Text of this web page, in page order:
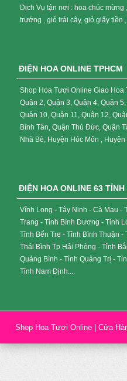
Dịch Vụ tận nơi : hoa chúc
trướng , giỏ trái cây, giỏ giấy tiền
ĐIỆN HOA ONLINE TPHCM
Shop Hoa Tươi Online Giao Hoa
Quận 2, Quận 3, Quận 4, Quận
Quận 10, Quận 11, Quận 12,
Bình Tân, Quận Thủ Đức, Quận
Nhà Bè, Huyện Hóc Môn , Huyện
ĐIỆN HOA ONLINE 63 TỈNH
Vĩnh Long - Tây Ninh - Cà Mau -
Trang - Tỉnh Bình Dương - Tỉnh
Tỉnh Bến Tre - Tỉnh Bình Thuận -
Thái Bình Tp Hải Phòng - Tỉnh
Quảng Bình - Tỉnh Quảng Trị -
Tỉnh Nam Định....
Shop Hoa Tươi Online | Cửa